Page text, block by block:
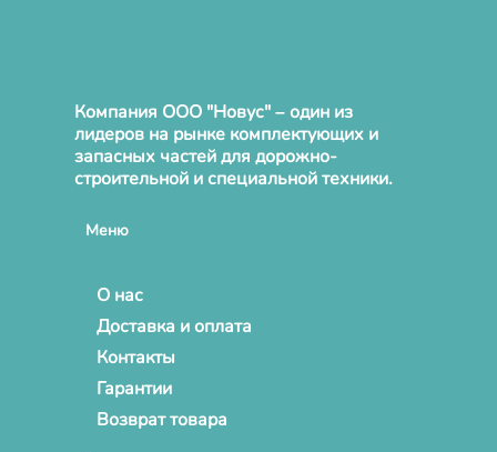
Компания ООО "Новус" – один из
лидеров на рынке комплектующих и
запасных частей для дорожно-
строительной и специальной техники.
Меню
О нас
Доставка и оплата
Контакты
Гарантии
Возврат товара